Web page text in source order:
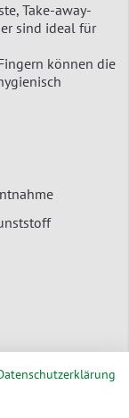
Take-away-
sind ideal für
können die